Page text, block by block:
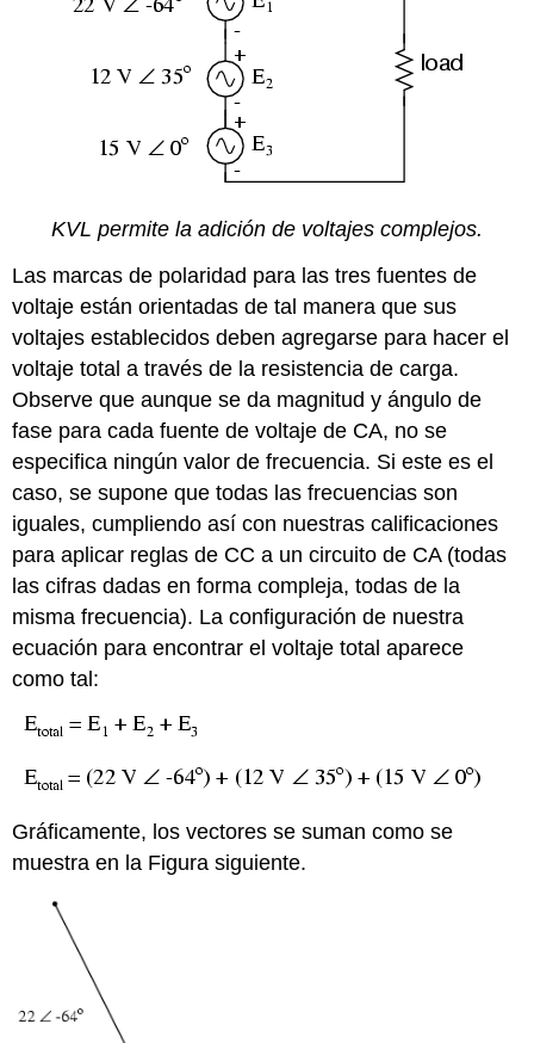
KVL permite la adición de voltajes complejos.
Las marcas de polaridad para las tres fuentes de
voltaje están orientadas de tal manera que sus
voltajes establecidos deben agregarse para hacer el
voltaje total a través de la resistencia de carga.
Observe que aunque se da magnitud y ángulo de
fase para cada fuente de voltaje de CA, no se
especifica ningún valor de frecuencia. Si este es el
caso, se supone que todas las frecuencias son
iguales, cumpliendo así con nuestras calificaciones
para aplicar reglas de CC a un circuito de CA (todas
las cifras dadas en forma compleja, todas de la
misma frecuencia). La configuración de nuestra
ecuación para encontrar el voltaje total aparece
como tal:
Gráficamente, los vectores se suman como se
muestra en la Figura siguiente.